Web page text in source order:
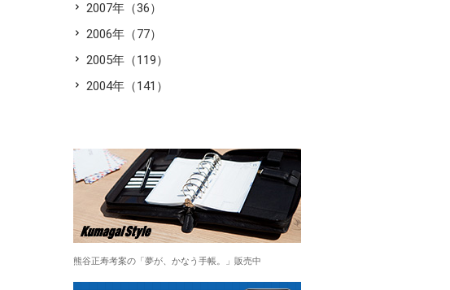
2007年（36）
2006年（77）
2005年（119）
2004年（141）
熊谷正寿考案の「夢が、かなう手帳。」販売中